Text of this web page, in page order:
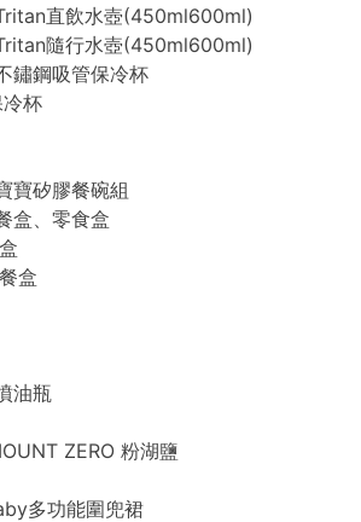
直飲水壺(450ml600ml)
隨行水壺(450ml600ml)
鏽鋼吸管保冷杯
杯
寶矽膠餐碗組
盒、零食盒
盒
油瓶
ZERO 粉湖鹽
多功能圍兜裙